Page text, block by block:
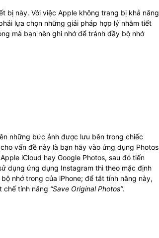
bị này. Với việc Apple không trang bị khả năng
lựa chọn những giải pháp hợp lý nhằm tiết
mà bạn nên ghi nhớ để tránh đầy bộ nhớ
những bức ảnh được lưu bên trong chiếc
vấn đề này là bạn hãy vào ứng dụng Photos
iCloud hay Google Photos, sau đó tiến
dụng ứng dụng Instagram thì theo mặc định
nhớ trong của iPhone; để tắt tính năng này,
chế tính năng “Save Original Photos”.